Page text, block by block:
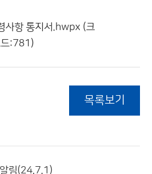
항 통지서.hwpx (크
:781)
목록보기
림(24.7.1)